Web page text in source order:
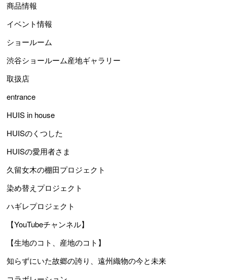
商品情報
イベント情報
ショールーム
渋谷ショールーム産地ギャラリー
取扱店
entrance
HUIS in house
HUISのくつした
HUISの愛用者さま
久留女木の棚田プロジェクト
染め替えプロジェクト
ハギレプロジェクト
【YouTubeチャンネル】
【生地のコト、産地のコト】
知らずにいた故郷の誇り、遠州織物の今と未来